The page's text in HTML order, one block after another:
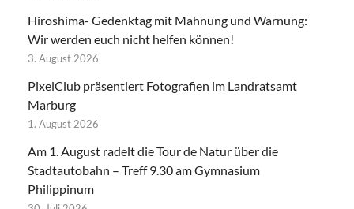
Hiroshima- Gedenktag mit Mahnung und Warnung:
Wir werden euch nicht helfen können!
3. August 2026
PixelClub präsentiert Fotografien im Landratsamt
Marburg
1. August 2026
Am 1. August radelt die Tour de Natur über die
Stadtautobahn – Treff 9.30 am Gymnasium
Philippinum